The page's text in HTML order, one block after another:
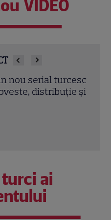
VIDEO
la Happy
actorii principali
ai